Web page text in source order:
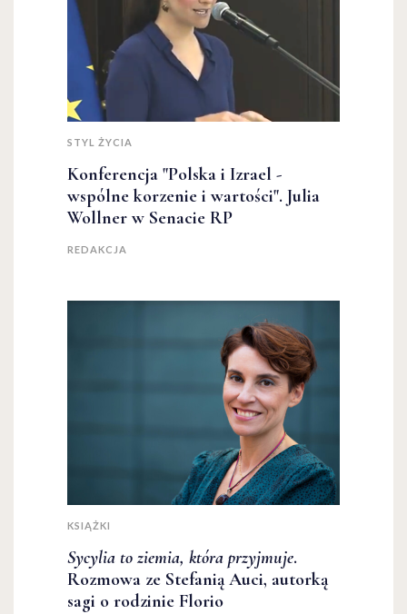
STYL ŻYCIA
Konferencja "Polska i Izrael -
wspólne korzenie i wartości". Julia
Wollner w Senacie RP
REDAKCJA
KSIĄŻKI
Sycylia to ziemia, która przyjmuje.
Rozmowa ze Stefanią Auci, autorką
sagi o rodzinie Florio